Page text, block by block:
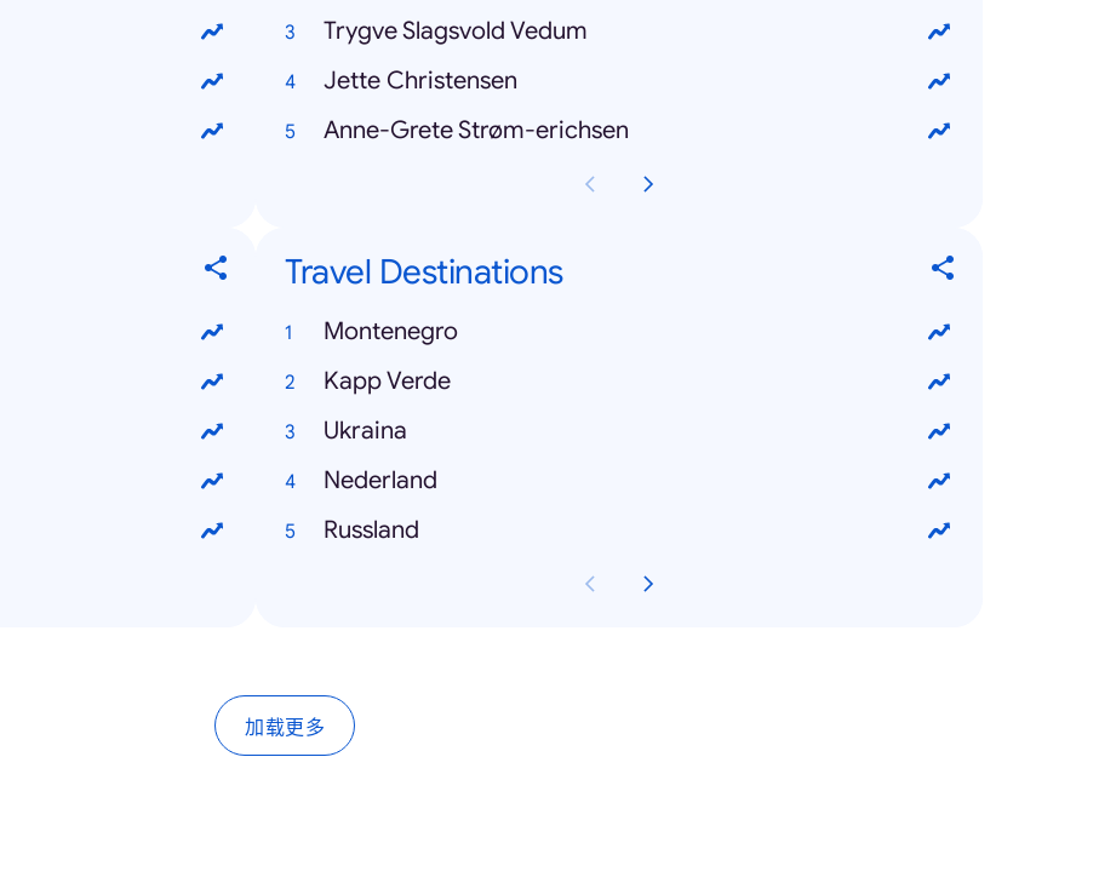
Trygve Slagsvold Vedum
Jette Christensen
Anne-Grete Strøm-erichsen
Travel Destinations
Montenegro
Kapp Verde
Ukraina
Nederland
Russland
加载更多